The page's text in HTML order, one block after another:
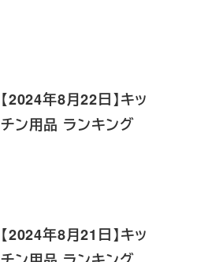
【2024年8月22日】キッ
チン用品 ランキング
【2024年8月21日】キッ